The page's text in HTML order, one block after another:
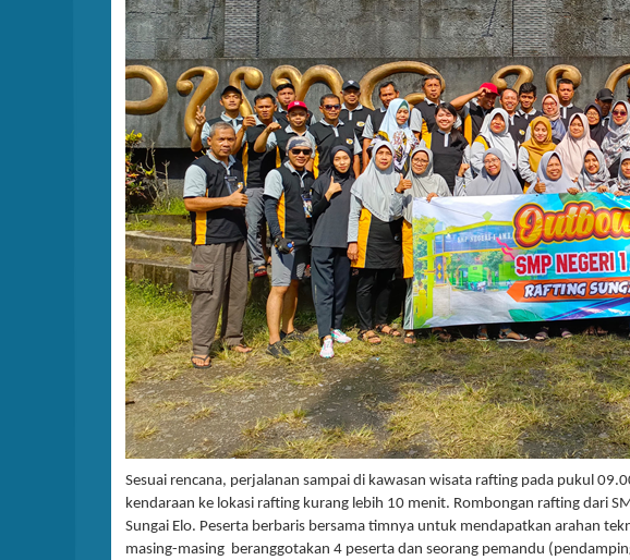
Sesuai rencana, perjalanan sampai di kawasan wisata rafting pada pukul
kendaraan ke lokasi rafting kurang lebih 10 menit. Rombongan rafting dari
Sungai Elo. Peserta berbaris bersama timnya untuk mendapatkan arahan
masing-masing beranggotakan 4 peserta dan seorang pemandu